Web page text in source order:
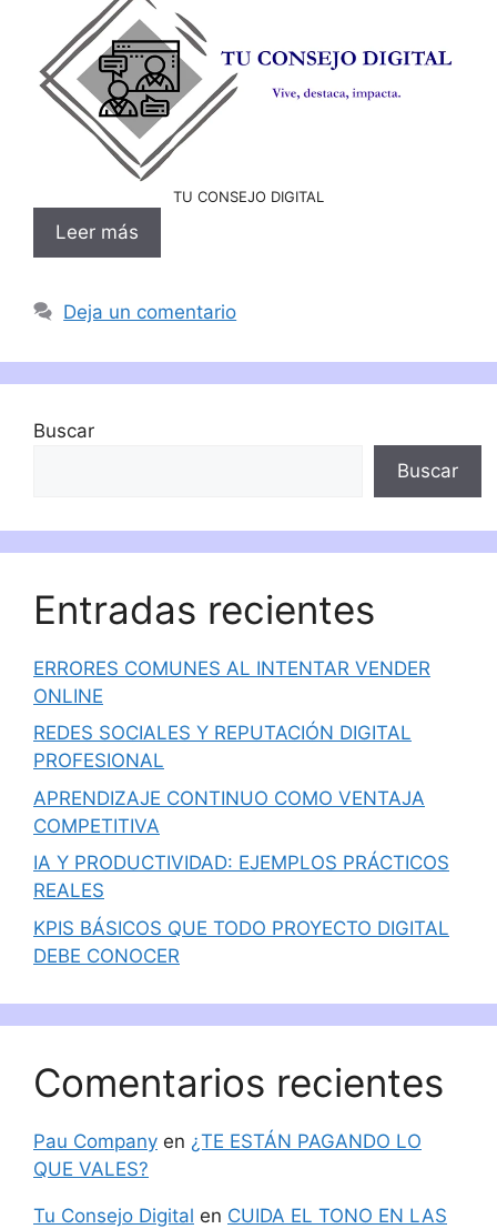
TU CONSEJO DIGITAL
Leer más
Deja un comentario
Buscar
Buscar
Entradas recientes
ERRORES COMUNES AL INTENTAR VENDER
ONLINE
REDES SOCIALES Y REPUTACIÓN DIGITAL
PROFESIONAL
APRENDIZAJE CONTINUO COMO VENTAJA
COMPETITIVA
IA Y PRODUCTIVIDAD: EJEMPLOS PRÁCTICOS
REALES
KPIS BÁSICOS QUE TODO PROYECTO DIGITAL
DEBE CONOCER
Comentarios recientes
Pau Company en ¿TE ESTÁN PAGANDO LO
QUE VALES?
Tu Consejo Digital en CUIDA EL TONO EN LAS